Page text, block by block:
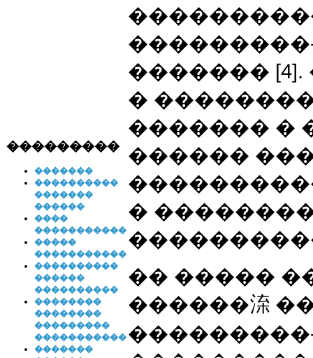
���������
�������
����������
�������
������
����
�����������
�����
�����������
����������
������
����������
��������
��������
���������
�����������
�������
�������
�
������� �
������
�
�� �����
������㳿